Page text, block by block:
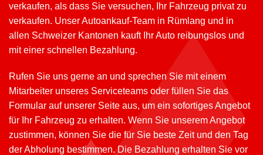
verkaufen, als dass Sie versuchen, Ihr Fahrzeug privat zu
verkaufen. Unser Autoankauf-Team in Rümlang und in
allen Schweizer Kantonen kauft Ihr Auto reibungslos und
mit einer schnellen Bezahlung.
Rufen Sie uns gerne an und sprechen Sie mit einem
Mitarbeiter unseres Serviceteams oder füllen Sie das
Formular auf unserer Seite aus, um ein sofortiges Angebot
für Ihr Fahrzeug zu erhalten. Wenn Sie unserem Angebot
zustimmen, können Sie die für Sie beste Zeit und den Tag
der Abholung bestimmen. Die Bezahlung erhalten Sie vor